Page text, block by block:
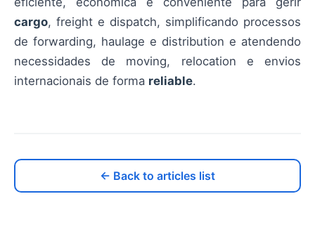
cargo, freight e dispatch, simplificando processos
de forwarding, haulage e distribution e atendendo
necessidades de moving, relocation e envios
internacionais de forma reliable.
← Back to articles list